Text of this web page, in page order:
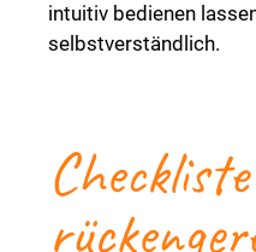
intuitiv bedienen
selbstverständlich.